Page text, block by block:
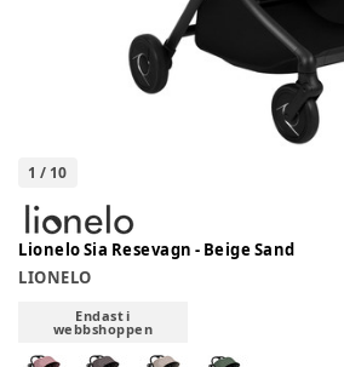
1 / 10
Lionelo Sia Resevagn - Beige Sand
LIONELO
Endast i
webbshoppen